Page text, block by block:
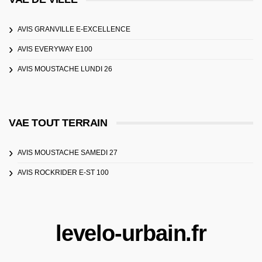
AVIS GRANVILLE E-EXCELLENCE
AVIS EVERYWAY E100
AVIS MOUSTACHE LUNDI 26
VAE TOUT TERRAIN
AVIS MOUSTACHE SAMEDI 27
AVIS ROCKRIDER E-ST 100
levelo-urbain.fr